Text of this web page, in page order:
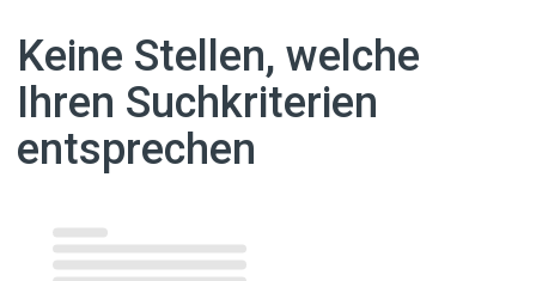
Keine Stellen, welche
Ihren Suchkriterien
entsprechen
Ergebnisse